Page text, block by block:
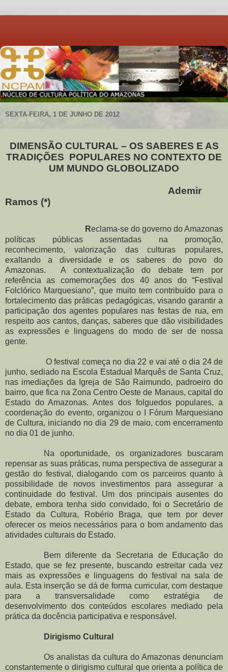
SEXTA-FEIRA, 1 DE JUNHO DE 2012
DIMENSÃO CULTURAL – OS SABERES E AS
TRADIÇÕES POPULARES NO CONTEXTO DE
UM MUNDO GLOBOLIZADO
Ademir
Ramos (*)
Reclama-se do governo do Amazonas
políticas públicas assentadas na promoção,
reconhecimento, valorização das culturas populares,
exaltando a diversidade e os saberes do povo do
Amazonas. A contextualização do debate tem por
referência as comemorações dos 40 anos do “Festival
Folclórico Marquesiano”, que muito tem contribuído para o
fortalecimento das práticas pedagógicas, visando garantir a
participação dos agentes populares nas festas de rua, em
respeito aos cantos, danças, saberes que dão visibilidades
as expressões e linguagens do modo de ser de nossa
gente.
O festival começa no dia 22 e vai até o dia 24 de
junho, sediado na Escola Estadual Marquês de Santa Cruz,
nas imediações da Igreja de São Raimundo, padroeiro do
bairro, que fica na Zona Centro Oeste de Manaus, capital do
Estado do Amazonas. Antes dos folguedos populares, a
coordenação do evento, organizou o I Fórum Marquesiano
de Cultura, iniciando no dia 29 de maio, com encerramento
no dia 01 de junho.
Na oportunidade, os organizadores buscaram
repensar as suas práticas, numa perspectiva de assegurar a
gestão do festival, dialogando com os parceiros quanto à
possibilidade de novos investimentos para assegurar a
continuidade do festival. Um dos principais ausentes do
debate, embora tenha sido convidado, foi o Secretário de
Estado da Cultura, Robério Braga, que tem por dever
oferecer os meios necessários para o bom andamento das
atividades culturais do Estado.
Bem diferente da Secretaria de Educação do
Estado, que se fez presente, buscando estreitar cada vez
mais as expressões e linguagens do festival na sala de
aula. Esta inserção se dá de forma curricular, com destaque
para a transversalidade como estratégia de
desenvolvimento dos conteúdos escolares mediado pela
prática da docência participativa e responsável.
Dirigismo Cultural
Os analistas da cultura do Amazonas denunciam
constantemente o dirigismo cultural que orienta a política de